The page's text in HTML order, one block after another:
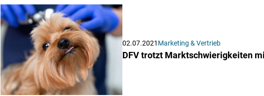
02.07.2021 Marketing & Vertrieb
DFV trotzt Marktschwierigkeiten